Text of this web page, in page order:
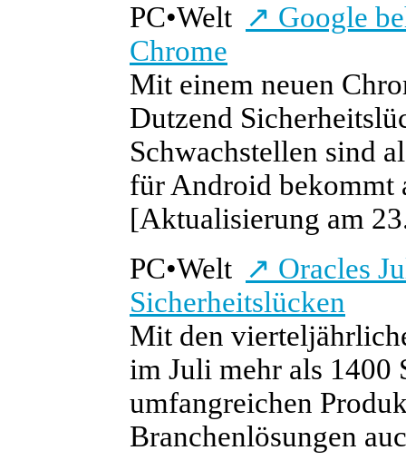
PC•Welt ↗ Google
Chrome
Mit einem neuen
Dutzend
Schwachstellen sind
für Android bekommt
[Aktualisierung am
PC•Welt ↗ Oracles
Sicherheitslücken
Mit den
im Juli mehr als 1400
umfangreichen
Branchenlösungen